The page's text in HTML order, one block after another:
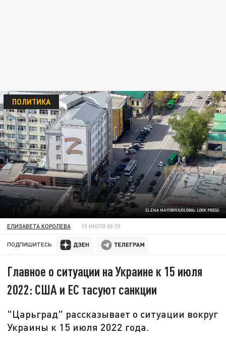
ELENA MAYOROVA/GLOBAL LOOK PRESS
ПОЛИТИКА
ЕЛИЗАВЕТА КОРОЛЕВА 15 ИЮЛЯ 00:35
ПОДПИШИТЕСЬ:
Главное о ситуации на Украине к 15 июля
2022: США и ЕС тасуют санкции
"Царьград" рассказывает о ситуации вокруг
Украины к 15 июля 2022 года.